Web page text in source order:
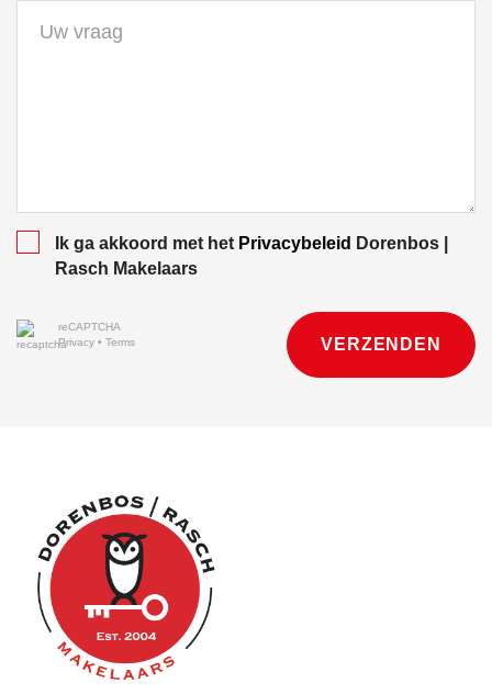
Ik ga akkoord met het Privacybeleid Dorenbos |
Rasch Makelaars
reCAPTCHA
Privacy • Terms VERZENDEN